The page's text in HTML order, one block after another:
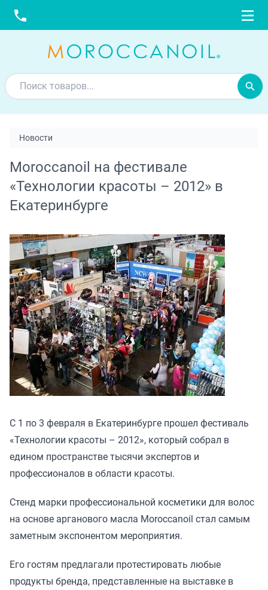
Новости
Moroccanoil на фестивале
«Технологии красоты – 2012» в
Екатеринбурге
С 1 по 3 февраля в Екатеринбурге прошел фестиваль
«Технологии красоты – 2012», который собрал в
едином пространстве тысячи экспертов и
профессионалов в области красоты.
Стенд марки профессиональной косметики для волос
на основе арганового масла Moroccanoil стал самым
заметным экспонентом мероприятия.
Его гостям предлагали протестировать любые
продукты бренда, представленные на выставке в